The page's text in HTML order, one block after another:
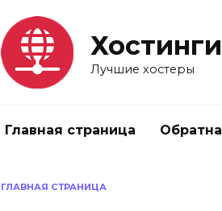
Хостинги
Лучшие хостеры
Главная страница
ГЛАВНАЯ СТРАНИЦА